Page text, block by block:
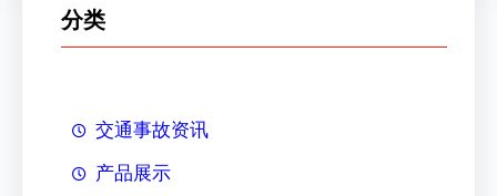
分类
交通事故资讯
产品展示